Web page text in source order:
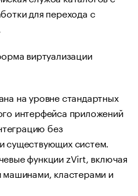
для перехода с
виртуализации
на уровне стандартных
интерфейса приложений
без
существующих систем.
функции zVirt, включая
машинами, кластерами и